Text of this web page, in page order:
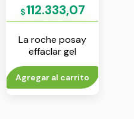
$112.333,07
La roche posay
effaclar gel
espumoso
purificante 400 ml
Agregar al carrito